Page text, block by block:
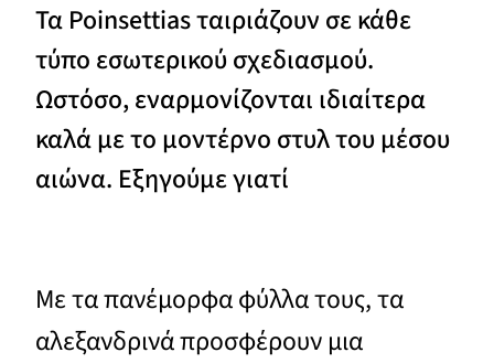
Τα Poinsettias ταιριάζουν σε κάθε
τύπο εσωτερικού σχεδιασμού.
Ωστόσο, εναρμονίζονται ιδιαίτερα
καλά με το μοντέρνο στυλ του μέσου
αιώνα. Εξηγούμε γιατί
Με τα πανέμορφα φύλλα τους, τα
αλεξανδρινά προσφέρουν μια